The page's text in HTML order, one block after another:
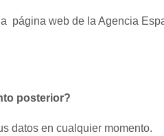
página web de la Agencia
posterior?
datos en cualquier momento.